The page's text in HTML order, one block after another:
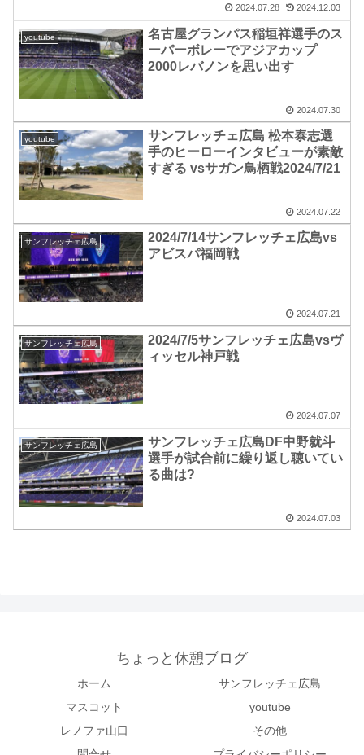
2024.07.28 2024.12.03
youtube
名古屋グランパス稲垣祥選手のス
ーパーボレーでアジアカップ
2000レバノンを思い出す
2024.07.30
youtube
サンフレッチェ広島 松本泰志選
手のヒーローインタビューが素敵
すぎる vsサガン鳥栖戦2024/7/21
2024.07.22
サンフレッチェ広島
2024/7/14サンフレッチェ広島vs
アビスパ福岡戦
2024.07.21
サンフレッチェ広島
2024/7/5サンフレッチェ広島vsヴ
ィッセル神戸戦
2024.07.07
サンフレッチェ広島
サンフレッチェ広島DF中野就斗
選手が試合前に繰り返し聴いてい
る曲は?
2024.07.03
ちょっと休憩ブログ
ホーム
サンフレッチェ広島
マスコット
youtube
レノファ山口
その他